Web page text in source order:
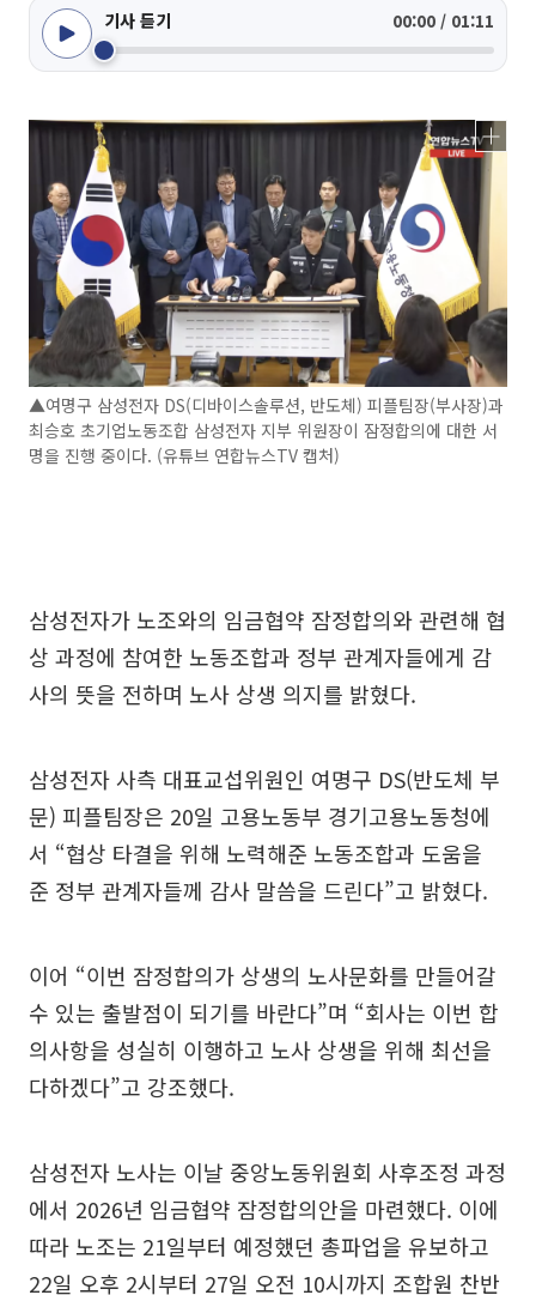
기사 듣기 00:00 / 01:11
▲여명구 삼성전자 DS(디바이스솔루션, 반도체) 피플팀장(부사장)과
최승호 초기업노동조합 삼성전자 지부 위원장이 잠정합의에 대한 서
명을 진행 중이다. (유튜브 연합뉴스TV 캡처)
삼성전자가 노조와의 임금협약 잠정합의와 관련해 협
상 과정에 참여한 노동조합과 정부 관계자들에게 감
사의 뜻을 전하며 노사 상생 의지를 밝혔다.
삼성전자 사측 대표교섭위원인 여명구 DS(반도체 부
문) 피플팀장은 20일 고용노동부 경기고용노동청에
서 “협상 타결을 위해 노력해준 노동조합과 도움을
준 정부 관계자들께 감사 말씀을 드린다”고 밝혔다.
이어 “이번 잠정합의가 상생의 노사문화를 만들어갈
수 있는 출발점이 되기를 바란다”며 “회사는 이번 합
의사항을 성실히 이행하고 노사 상생을 위해 최선을
다하겠다”고 강조했다.
삼성전자 노사는 이날 중앙노동위원회 사후조정 과정
에서 2026년 임금협약 잠정합의안을 마련했다. 이에
따라 노조는 21일부터 예정했던 총파업을 유보하고
22일 오후 2시부터 27일 오전 10시까지 조합원 찬반